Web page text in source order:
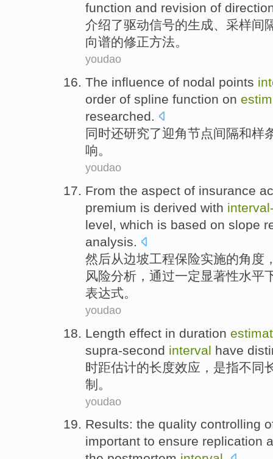
function and revision of
介绍了驱动信号的生成、 采样间
向谱的修正方法。
youdao
The influence of nodal points
order of spline function on
researched.
同时还研究了迎角节点间隔和样
响。
youdao
From the aspect of insurance
premium is derived with
level, which is based on slope
analysis.
然后从边坡工程保险实施的角度
风险分析，通过一定显著性水平
表达式。
youdao
Length effect in duration
supra-second interval have
时距估计的长度效应 ，是指不同
制。
youdao
Results: the quality controlling
important to ensure replication